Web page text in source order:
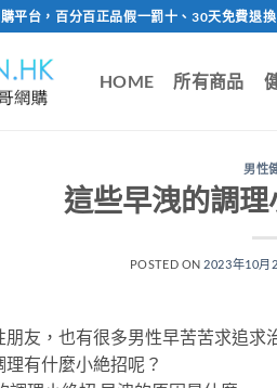
平台，百分百正品假一罰十、30天免費退換
HOME 所有商品
男性
這些早洩的調
POSTED ON 2023年10月
友，也有很多男性早苦苦求追求
有什麼小絶招呢？